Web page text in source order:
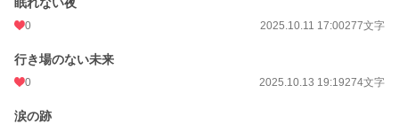
月間ポイント
年間ポイント 11,040 pt (29,548 位)
0 2025.10.11 17:00277文字
行き場のない未来
0 2025.10.13 19:19274文字
涙の跡